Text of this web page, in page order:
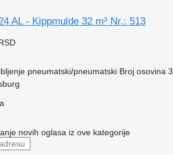
AL - Kippmulde 32 m³ Nr.: 513
pneumatski/pneumatski Broj osovina 3
novih oglasa iz ove kategorije